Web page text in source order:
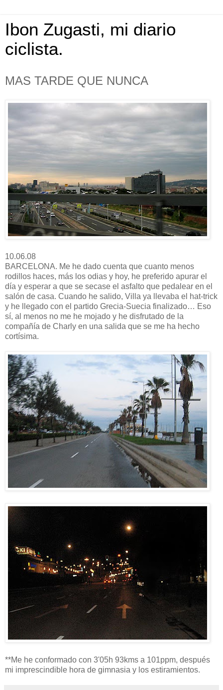
Ibon Zugasti, mi diario
ciclista.
MAS TARDE QUE NUNCA
10.06.08
BARCELONA. Me he dado cuenta que cuanto menos
rodillos haces, más los odias y hoy, he preferido apurar el
día y esperar a que se secase el asfalto que pedalear en el
salón de casa. Cuando he salido, Villa ya llevaba el hat-trick
y he llegado con el partido Grecia-Suecia finalizado… Eso
sí, al menos no me he mojado y he disfrutado de la
compañía de Charly en una salida que se me ha hecho
cortísima.
**Me he conformado con 3'05h 93kms a 101ppm, después
mi imprescindible hora de gimnasia y los estiramientos.